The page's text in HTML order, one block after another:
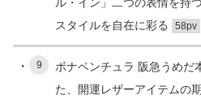
ル・イン」二つの表情を持
スタイルを自在に彩る
58pv
9
ボナベンチュラ 阪急うめだ
た、開運レザーアイテムの